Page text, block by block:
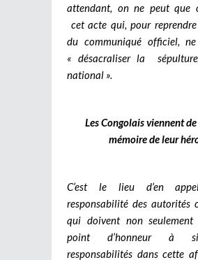
attendant, on ne peut que
cet acte qui, pour
du communiqué officiel, ne
« désacraliser la
national ».
Les Congolais viennent
mémoire de leur
C’est le lieu d’en
responsabilité des autorités
qui doivent non
point d’honneur à
responsabilités dans cette